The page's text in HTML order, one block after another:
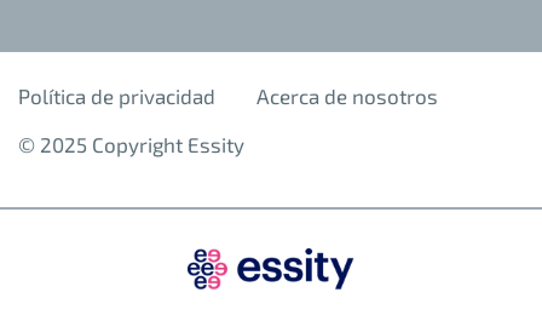
Política de privacidad
Acerca de nosotros
© 2025 Copyright Essity